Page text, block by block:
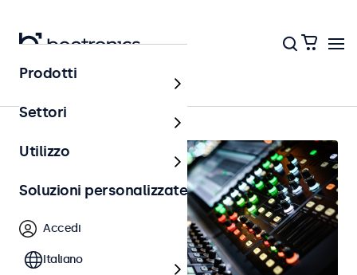
AV e broadcast
Prodotti
Settori
Utilizzo
Soluzioni personalizzate
Accedi
Italiano